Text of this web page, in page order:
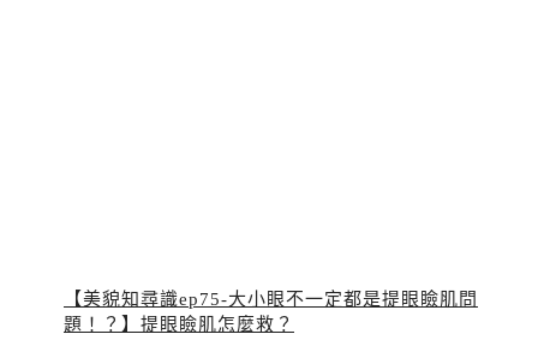
【美貌知尋識ep75-大小眼不一定都是提眼瞼肌問
題！？】提眼瞼肌怎麼救？